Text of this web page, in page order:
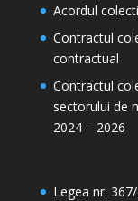
Acordul
Contractul
contractual
Contractul
sectorului de
2024 – 2026
Legea nr.